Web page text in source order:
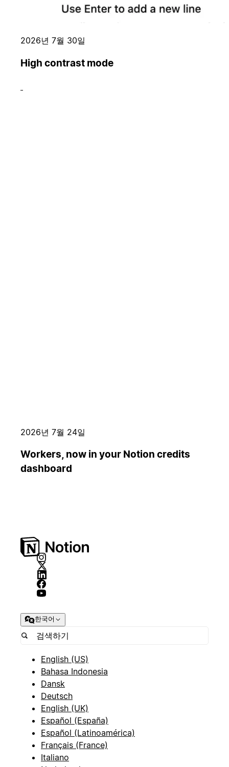
2026년 7월 30일
High contrast mode
2026년 7월 24일
Workers, now in your Notion credits
dashboard
한국어
English (US)
Bahasa Indonesia
Dansk
Deutsch
English (UK)
Español (España)
Español (Latinoamérica)
Français (France)
Italiano